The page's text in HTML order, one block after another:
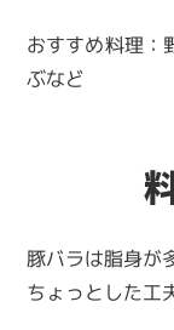
おすすめ料理：
ぶなど
豚バラは脂身が
ちょっとした工